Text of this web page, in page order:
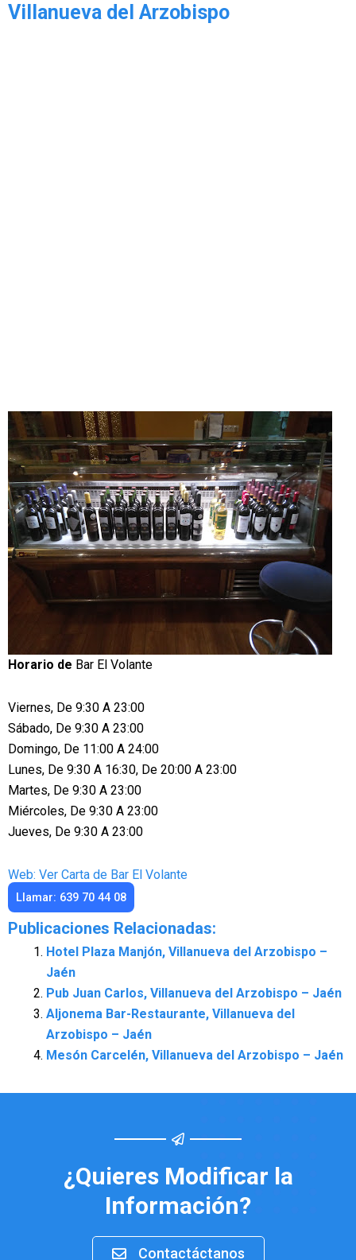
Villanueva del Arzobispo
Horario de Bar El Volante
Viernes, De 9:30 A 23:00
Sábado, De 9:30 A 23:00
Domingo, De 11:00 A 24:00
Lunes, De 9:30 A 16:30, De 20:00 A 23:00
Martes, De 9:30 A 23:00
Miércoles, De 9:30 A 23:00
Jueves, De 9:30 A 23:00
Web: Ver Carta de Bar El Volante
Llamar: 639 70 44 08
Publicaciones Relacionadas:
Hotel Plaza Manjón, Villanueva del Arzobispo –
Jaén
Pub Juan Carlos, Villanueva del Arzobispo – Jaén
Aljonema Bar-Restaurante, Villanueva del
Arzobispo – Jaén
Mesón Carcelén, Villanueva del Arzobispo – Jaén
¿Quieres Modificar la
Información?
Contactáctanos